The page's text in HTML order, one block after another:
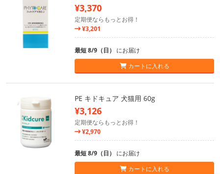
¥3,370
定期便ならもっとお得！
¥3,201
最短 8/9（日） にお届け
カートに入れる
PE キドキュア 犬猫用 60g
¥3,126
定期便ならもっとお得！
¥2,970
最短 8/9（日） にお届け
カートに入れる